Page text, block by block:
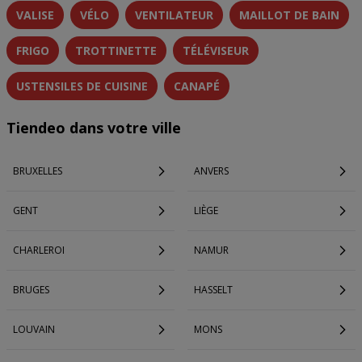
VALISE VÉLO VENTILATEUR MAILLOT DE BAIN
FRIGO TROTTINETTE TÉLÉVISEUR
USTENSILES DE CUISINE CANAPÉ
Tiendeo dans votre ville
BRUXELLES ANVERS
GENT LIÈGE
CHARLEROI NAMUR
BRUGES HASSELT
LOUVAIN MONS